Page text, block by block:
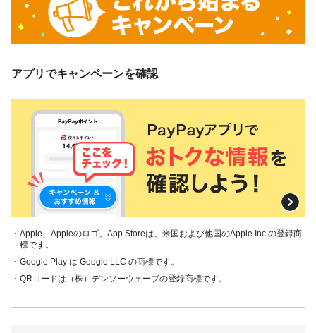
付与上限
3,000円相当／回
5,000円相当／期間
対象ストア
インストアです。
対象の支払方法
本キャンペーンの対象のお支払方法は、PayPay残高で、その
他のお支払方法は対象外です。
注意事項
本キャンペーン、PayPay利用特典及びPayPay株式会社
アプリでキャンペーンを確認
・Apple、Appleのロゴ、App Storeは、米国および他国のApple Inc.の登録商
標です。
・Google Play は Google LLC の商標です。
・QRコードは（株）デンソーウェーブの登録商標です。